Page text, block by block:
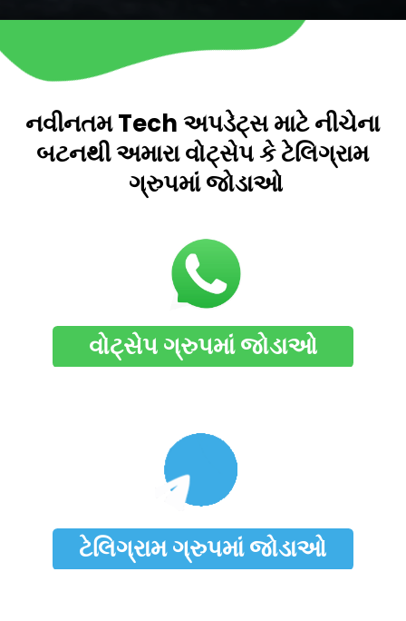
ટેલિગ્રામ ગ્રુપમાં જોડાઓ
નવીનતમ Tech અપડેટ્સ માટે નીચેના
બટનથી અમારા વોટ્સેપ કે ટેલિગ્રામ
ગ્રુપમાં જોડાઓ
વોટ્સેપ ગ્રુપમાં જોડાઓ